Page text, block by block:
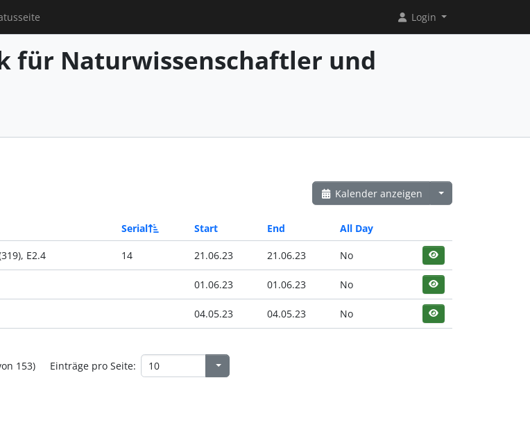
Login
für Naturwissenschaftler und
Kalender anzeigen
Serial Start End All Day
E2.4 14 21.06.23 21.06.23 No
01.06.23 01.06.23 No
04.05.23 04.05.23 No
153) Einträge pro Seite: